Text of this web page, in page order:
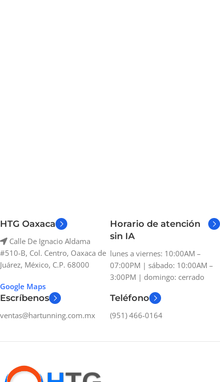
HTG Oaxaca
Calle De Ignacio Aldama
#510-B, Col. Centro, Oaxaca de
Juárez, México, C.P. 68000
Google Maps
Horario de atención
sin IA
lunes a viernes: 10:00AM –
07:00PM | sábado: 10:00AM –
3:00PM | domingo: cerrado
Escríbenos
ventas@hartunning.com.mx
Teléfono
(951) 466-0164